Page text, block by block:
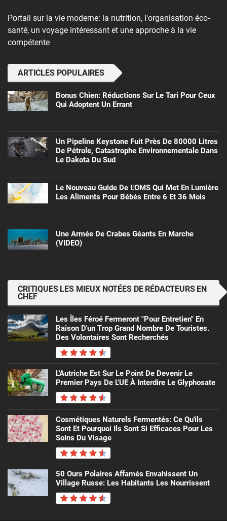
Portail sur la vie moderne: la nutrition, l'organisation éco-
santé, un voyage intéressant et une approche à la vie
compétente
ARTICLES POPULAIRES
Bonus Chien: Réductions Sur Le Tari Pour Ceux
Qui Adoptent Un Errant
Un Pipeline Keystone Fuit Près De 80000 Litres
De Pétrole, Catastrophe Environnementale Dans
Le Dakota Du Sud
Le Nouveau Guide De L'OMS Qui Met En Lumière
Les Aliments Pour Bébés Entre 6 Et 36 Mois
Une Armée De Crabes Géants En Marche
(VIDEO)
CRITIQUES LES MIEUX NOTÉES DE RÉDACTEURS EN
CHEF
Les Îles Féroé Fermeront "pour Entretien" En
Raison D'un Trop Grand Nombre De Touristes.
Des Volontaires Sont Recherchés
L'Autriche Est Sur Le Point De Devenir Le
Premier Pays De L'UE À Interdire Le Glyphosate
Cosmétiques Naturels Fermentés: Ce Qu'ils
Sont Et Pourquoi Ils Sont Si Efficaces Pour Les
Soins Du Visage
50 Ours Polaires Affamés Envahissent Un
Village Russe: Les Habitants Les Nourrissent